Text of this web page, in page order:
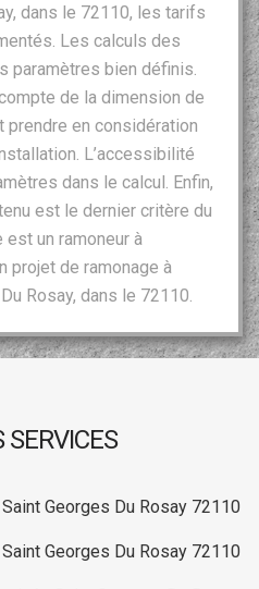
dans le 72110, les tarifs
Les calculs des
paramètres bien définis.
de la dimension de
en considération
L’accessibilité
dans le calcul. Enfin,
est le dernier critère du
un ramoneur à
projet de ramonage à
Rosay, dans le 72110.
SERVICES
Georges Du Rosay 72110
Georges Du Rosay 72110